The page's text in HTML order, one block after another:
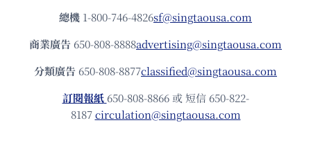
總機 1-800-746-4826sf@singtaousa.com
商業廣告 650-808-8888advertising@singtaousa.com
分類廣告 650-808-8877classified@singtaousa.com
訂閱報紙 650-808-8866 或 短信 650-822-
8187circulation@singtaousa.com